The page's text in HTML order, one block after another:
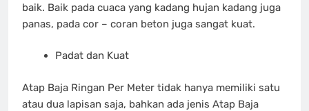
baik. Baik pada cuaca yang kadang hujan kadang juga
panas, pada cor – coran beton juga sangat kuat.
Padat dan Kuat
Atap Baja Ringan Per Meter tidak hanya memiliki satu
atau dua lapisan saja, bahkan ada jenis Atap Baja